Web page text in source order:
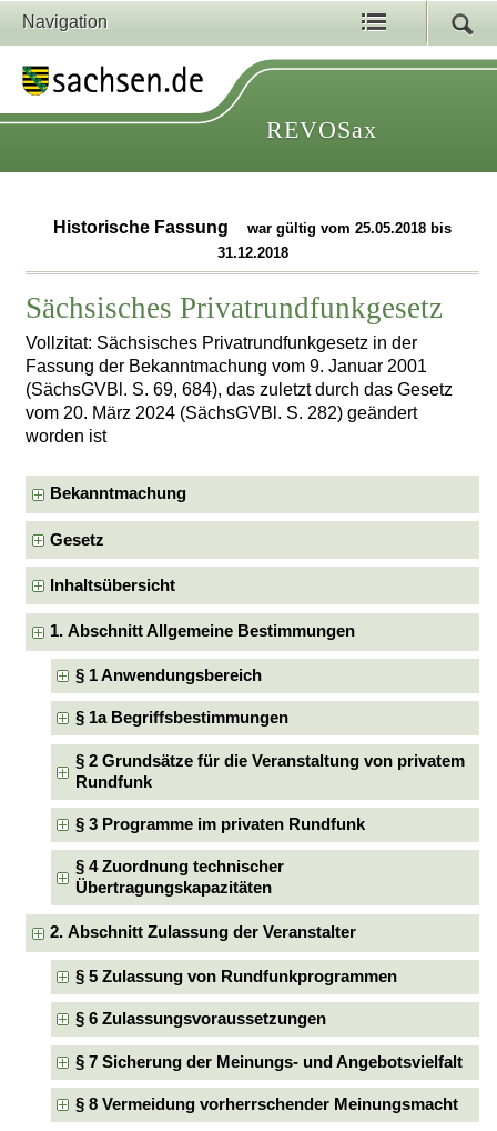
Navigation
REVOSax
Historische Fassung
war gültig vom 25.05.2018 bis
31.12.2018
Sächsisches Privatrundfunkgesetz
Vollzitat: Sächsisches Privatrundfunkgesetz in der
Fassung der Bekanntmachung vom 9. Januar 2001
(SächsGVBl. S. 69, 684), das zuletzt durch das Gesetz
vom 20. März 2024 (SächsGVBl. S. 282) geändert
worden ist
Bekanntmachung
Gesetz
Inhaltsübersicht
1. Abschnitt Allgemeine Bestimmungen
§ 1 Anwendungsbereich
§ 1a Begriffsbestimmungen
§ 2 Grundsätze für die Veranstaltung von privatem
Rundfunk
§ 3 Programme im privaten Rundfunk
§ 4 Zuordnung technischer
Übertragungskapazitäten
2. Abschnitt Zulassung der Veranstalter
§ 5 Zulassung von Rundfunkprogrammen
§ 6 Zulassungsvoraussetzungen
§ 7 Sicherung der Meinungs- und Angebotsvielfalt
§ 8 Vermeidung vorherrschender Meinungsmacht